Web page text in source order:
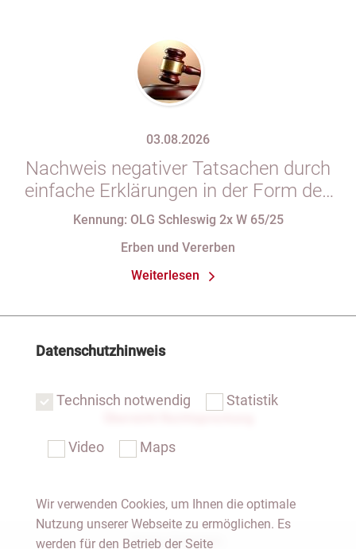
03.08.2026
Nachweis negativer Tatsachen durch
einfache Erklärungen in der Form des
§ 29 GBO (hier: Nichtgeltendmachung
Kennung: OLG Schleswig 2x W 65/25
Erben und Vererben
Weiterlesen
Notar Dresden
Datenschutzhinweis
Technisch notwendig Statistik
Video Maps
Wir verwenden Cookies, um Ihnen die optimale
Nutzung unserer Webseite zu ermöglichen. Es
werden für den Betrieb der Seite